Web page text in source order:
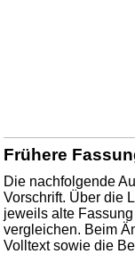
Frühere
Die nachfolgende
Vorschrift. Über die
jeweils alte
vergleichen. Beim
Volltext sowie die